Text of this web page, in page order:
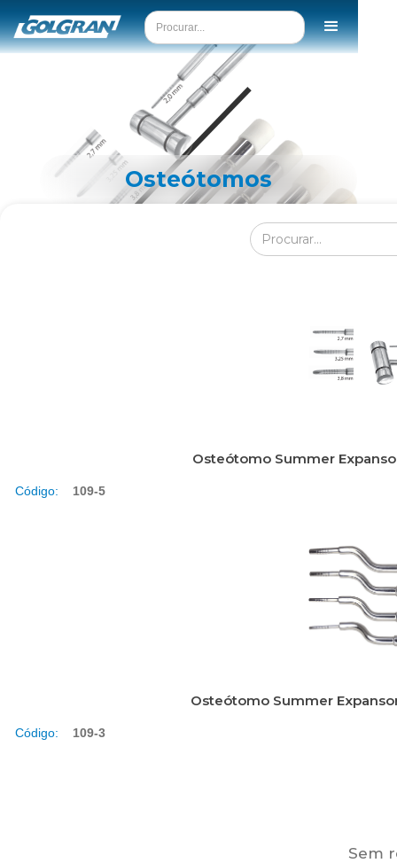
Osteótomos
Osteótomo Summer
Código: 109-5
Osteótomo Summer
Código: 109-3
Sem